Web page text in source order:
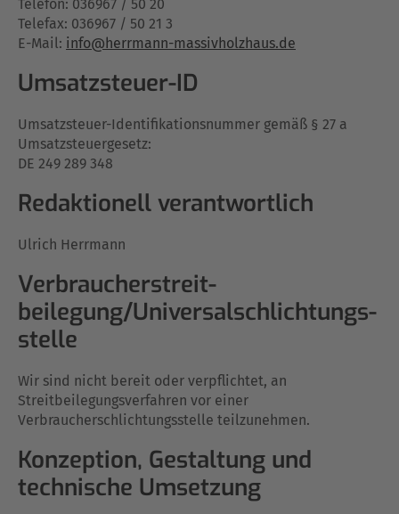
Telefon: 036967 / 50 20
Telefax: 036967 / 50 21 3
E-Mail: info@herrmann-massivholzhaus.de
Umsatzsteuer-ID
Umsatzsteuer-Identifikationsnummer gemäß § 27 a
Umsatzsteuergesetz:
DE 249 289 348
Redaktionell verantwortlich
Ulrich Herrmann
Verbraucher­streit­
beilegung/Universal­schlichtungs­
stelle
Wir sind nicht bereit oder verpflichtet, an
Streitbeilegungsverfahren vor einer
Verbraucherschlichtungsstelle teilzunehmen.
Konzeption, Gestaltung und
technische Umsetzung